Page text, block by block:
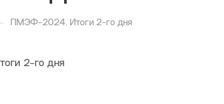
ПМЭФ-2024. Итоги 2-го дня